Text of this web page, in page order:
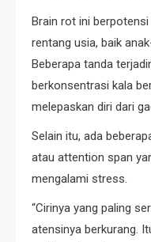
Brain rot ini
rentang usia, baik
Beberapa tanda
berkonsentrasi kala
melepaskan diri dari
Selain itu, ada
atau attention span
mengalami stress.
“Cirinya yang paling
atensinya berkurang.